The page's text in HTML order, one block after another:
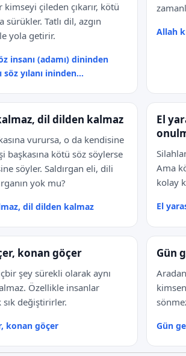
kimseyi çileden çıkarır, kötü
sürükler. Tatlı dil, azgın
yola getirir.
insanı (adamı) dininden
söz yılanı ininden...
Allah
dil dilden kalmaz
vurursa, o da kendisine
başkasına kötü söz söylerse
söyler. Saldırgan eli, dili
yok mu?
dil dilden kalmaz
El
Ama
kolay
El
konan göçer
şey sürekli olarak aynı
Özellikle insanlar
sık değiştirirler.
konan göçer
Gün
Gün